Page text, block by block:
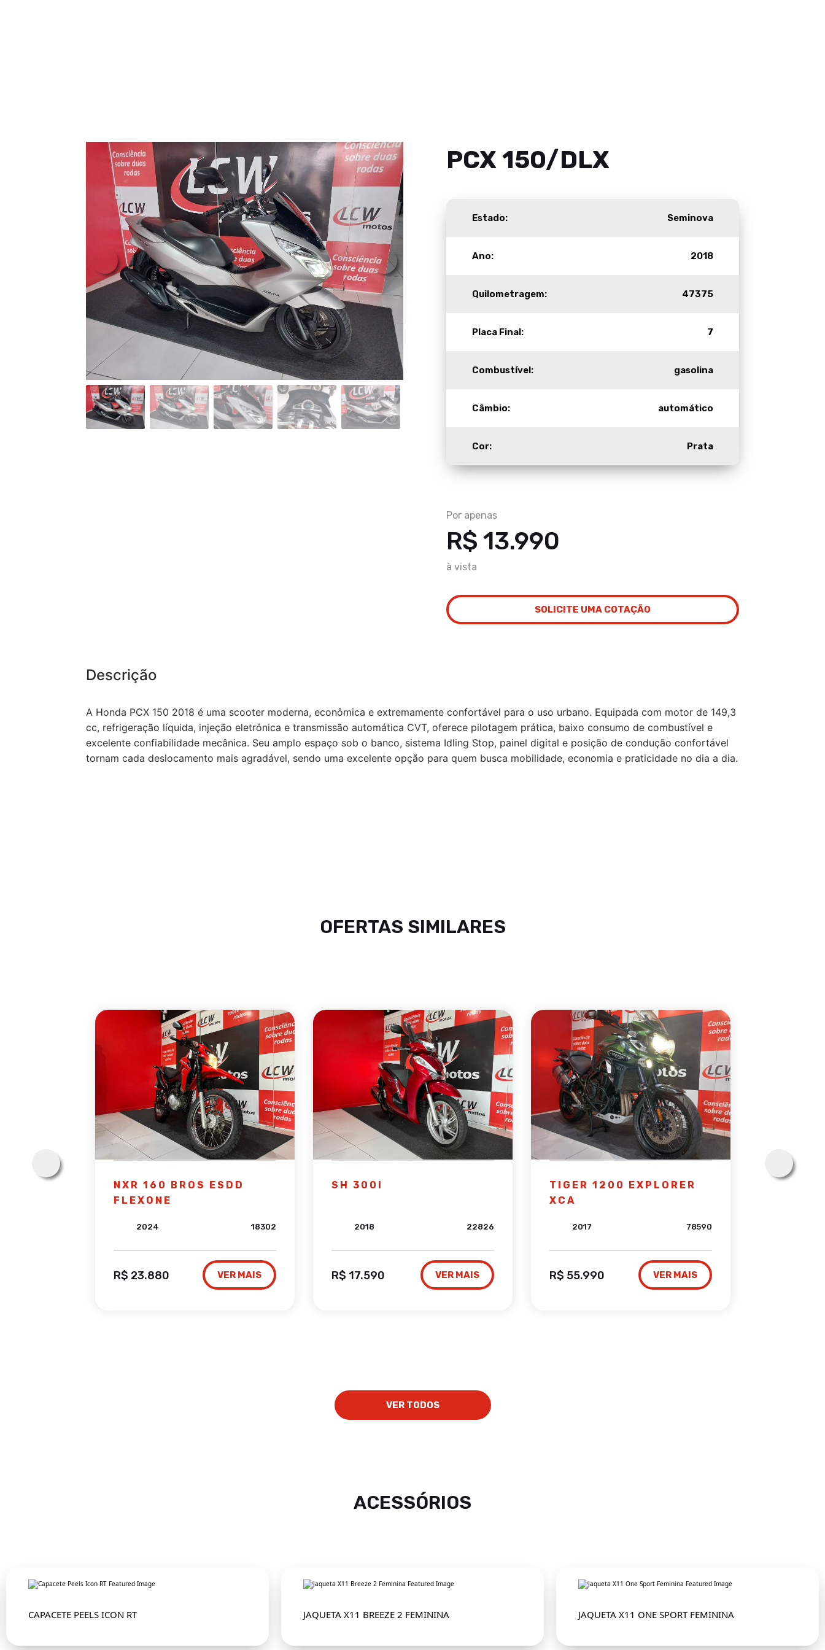
PCX 150/DLX
Estado: Seminova
Ano: 2018
Quilometragem: 47375
Placa Final: 7
Combustível: gasolina
Câmbio: automático
Cor: Prata
Por apenas
R$ 13.990
à vista
SOLICITE UMA COTAÇÃO
Descrição
A Honda PCX 150 2018 é uma scooter moderna, econômica e extremamente confortável para o uso urbano. Equipada com motor de 149,3
cc, refrigeração líquida, injeção eletrônica e transmissão automática CVT, oferece pilotagem prática, baixo consumo de combustível e
excelente confiabilidade mecânica. Seu amplo espaço sob o banco, sistema Idling Stop, painel digital e posição de condução confortável
tornam cada deslocamento mais agradável, sendo uma excelente opção para quem busca mobilidade, economia e praticidade no dia a dia.
OFERTAS SIMILARES
NXR 160 BROS ESDD
FLEXONE
2024 18302
R$ 23.880 VER MAIS
SH 300I
2018 22826
R$ 17.590 VER MAIS
TIGER 1200 EXPLORER
XCA
2017 78590
R$ 55.990 VER MAIS
VER TODOS
ACESSÓRIOS
CAPACETE PEELS ICON RT JAQUETA X11 BREEZE 2 FEMININA JAQUETA X11 ONE SPORT FEMININA